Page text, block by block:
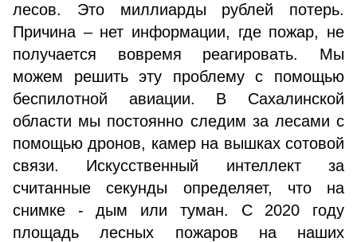
лесов. Это миллиарды рублей потерь.
Причина – нет информации, где пожар, не
получается вовремя реагировать. Мы
можем решить эту проблему с помощью
беспилотной авиации. В Сахалинской
области мы постоянно следим за лесами с
помощью дронов, камер на вышках сотовой
связи. Искусственный интеллект за
считанные секунды определяет, что на
снимке - дым или туман. С 2020 году
площадь лесных пожаров на наших